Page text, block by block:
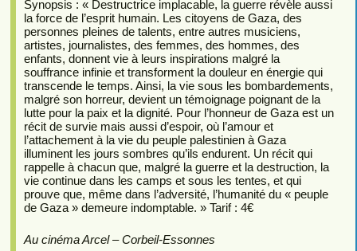
Synopsis : « Destructrice implacable, la guerre révèle aussi
la force de l’esprit humain. Les citoyens de Gaza, des
personnes pleines de talents, entre autres musiciens,
artistes, journalistes, des femmes, des hommes, des
enfants, donnent vie à leurs inspirations malgré la
souffrance infinie et transforment la douleur en énergie qui
transcende le temps. Ainsi, la vie sous les bombardements,
malgré son horreur, devient un témoignage poignant de la
lutte pour la paix et la dignité. Pour l’honneur de Gaza est un
récit de survie mais aussi d’espoir, où l’amour et
l’attachement à la vie du peuple palestinien à Gaza
illuminent les jours sombres qu’ils endurent. Un récit qui
rappelle à chacun que, malgré la guerre et la destruction, la
vie continue dans les camps et sous les tentes, et qui
prouve que, même dans l’adversité, l’humanité du « peuple
de Gaza » demeure indomptable. » Tarif : 4€
Au cinéma Arcel – Corbeil-Essonnes